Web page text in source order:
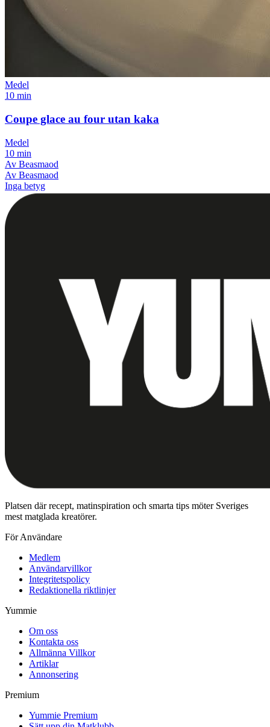
Medel
10 min
Coupe glace au four utan kaka
Medel
10 min
Av Beasmaod
Av Beasmaod
Inga betyg
Platsen där recept, matinspiration och smarta tips möter Sveriges
mest matglada kreatörer.
För Användare
Medlem
Användarvillkor
Integritetspolicy
Redaktionella riktlinjer
Yummie
Om oss
Kontakta oss
Allmänna Villkor
Artiklar
Annonsering
Premium
Yummie Premium